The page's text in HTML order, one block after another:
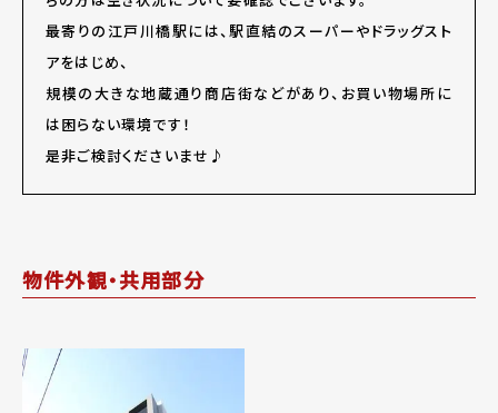
最寄りの江戸川橋駅には、駅直結のスーパーやドラッグスト
アをはじめ、
規模の大きな地蔵通り商店街などがあり、お買い物場所に
は困らない環境です！
是非ご検討くださいませ♪
物件外観・共用部分